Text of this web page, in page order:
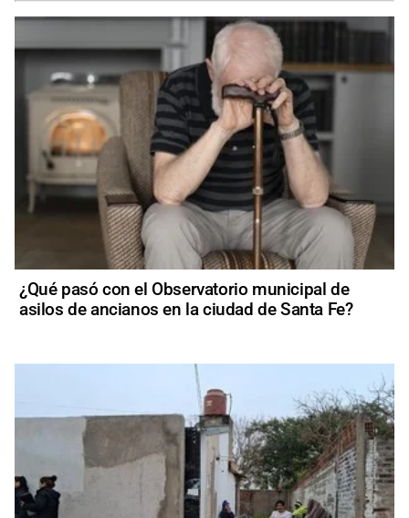
¿Qué pasó con el Observatorio municipal de
asilos de ancianos en la ciudad de Santa Fe?